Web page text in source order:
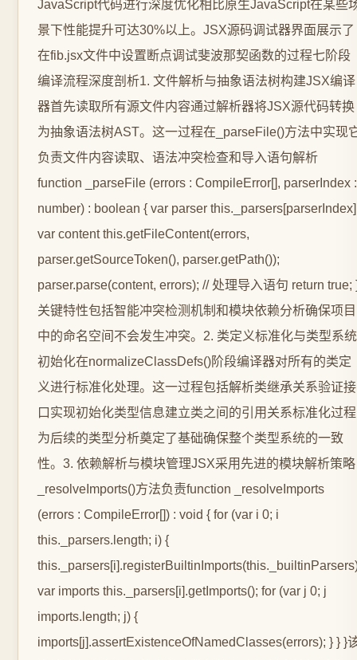
JavaScript代码进行深度优化相比原生JavaScript在某些
景下性能提升可达30%以上。JSX源码调试器界面展示了
在fib.jsx文件中设置断点调试斐波那契函数的过程七阶段
编译流程深度剖析1. 文件解析与抽象语法树构建JSX编译
器首先读取所有源文件内容通过解析器将JSX源代码转换
为抽象语法树AST。这一过程在_parseFile()方法中实现
负责文件内容读取、语法冲突检查和导入语句解析
function _parseFile (errors : CompileError[], parserIndex :
number) : boolean { var parser
var content this.getFileContent(errors,
parser.getSourceToken(), parser.getPath());
parser.parse(content, errors); // 处理导入语句 return true;
关键特性包括智能冲突检测机制和模块依赖分析确保项目
中的命名空间不会发生冲突。2. 类定义标准化与类型系统
初始化在normalizeClassDefs()阶段编译器对所有的类定
义进行标准化处理。这一过程包括解析类继承关系验证接
口实现初始化类型信息建立类之间的引用关系标准化过程
为后续的类型分析奠定了基础确保整个类型系统的一致
性。3. 依赖解析与模块管理JSX采用先进的模块解析策略
_resolveImports()方法负责function _resolveImports
(errors : CompileError[]) : void { for (var i 0; i
this._parsers.length; i) {
var imports this._parsers[i].getImports(); for (var j 0; j
imports.length; j) {
imports[j].assertExistenceOfNamedClasses(errors); } } }